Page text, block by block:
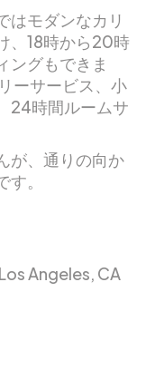
はモダンなカリ
、18時から20時
ングもできま
ーサービス、小
24時間ルームサ
が、通りの向か
。
Angeles, CA